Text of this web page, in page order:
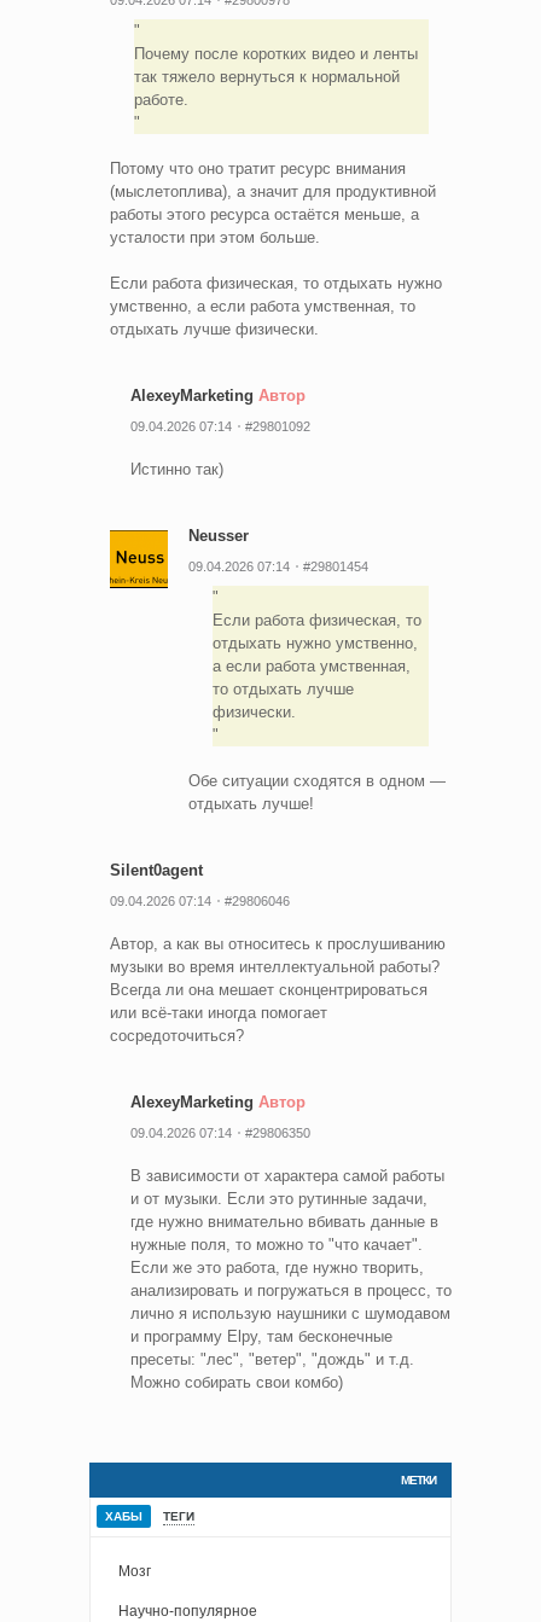
Почему после коротких видео и ленты
так тяжело вернуться к нормальной
работе.
Потому что оно тратит ресурс внимания
(мыслетоплива), а значит для продуктивной
работы этого ресурса остаётся меньше, а
усталости при этом больше.
Если работа физическая, то отдыхать нужно
умственно, а если работа умственная, то
отдыхать лучше физически.
AlexeyMarketing Автор
09.04.2026 07:14 #29801092
Истинно так)
Neusser
09.04.2026 07:14 #29801454
Если работа физическая, то
отдыхать нужно умственно,
а если работа умственная,
то отдыхать лучше
физически.
Обе ситуации сходятся в одном —
отдыхать лучше!
Silent0agent
09.04.2026 07:14 #29806046
Автор, а как вы относитесь к прослушиванию
музыки во время интеллектуальной работы?
Всегда ли она мешает сконцентрироваться
или всё-таки иногда помогает
сосредоточиться?
AlexeyMarketing Автор
09.04.2026 07:14 #29806350
В зависимости от характера самой работы
и от музыки. Если это рутинные задачи,
где нужно внимательно вбивать данные в
нужные поля, то можно то "что качает".
Если же это работа, где нужно творить,
анализировать и погружаться в процесс, то
лично я использую наушники с шумодавом
и программу Elpy, там бесконечные
пресеты: "лес", "ветер", "дождь" и т.д.
Можно собирать свои комбо)
МЕТКИ
ХАБЫ ТЕГИ
Мозг
Научно-популярное